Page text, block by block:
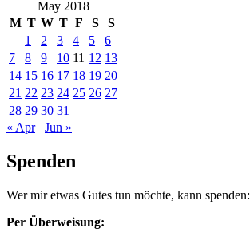
May 2018
M T W T F S
S
1
2 3 4 5
6
7
8 9 10 11 12 13
14 15 16 17 18 19 20
21 22 23 24 25 26 27
28 29 30 31
« Apr
Jun »
Spenden
Wer mir etwas Gutes tun möchte, kann spenden:
Per Überweisung: